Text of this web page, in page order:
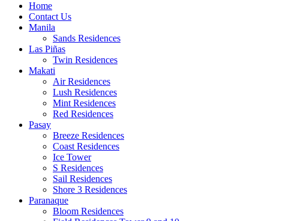
Home
Contact Us
Manila
Sands Residences
Las Piñas
Twin Residences
Makati
Air Residences
Lush Residences
Mint Residences
Red Residences
Pasay
Breeze Residences
Coast Residences
Ice Tower
S Residences
Sail Residences
Shore 3 Residences
Paranaque
Bloom Residences